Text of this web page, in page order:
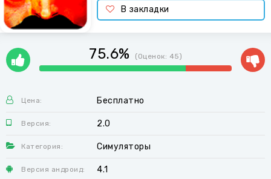
В закладки
75.6% (Оценок: 45)
Цена: Бесплатно
Версия: 2.0
Категория: Симуляторы
Версия андроид: 4.1